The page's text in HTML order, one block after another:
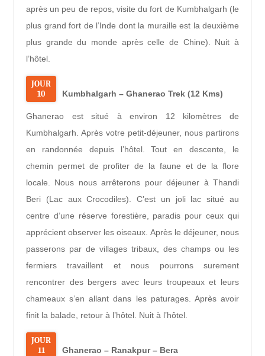
après un peu de repos, visite du fort de Kumbhalgarh (le
plus grand fort de l’Inde dont la muraille est la deuxième
plus grande du monde après celle de Chine). Nuit à
l’hôtel.
JOUR
10
Kumbhalgarh – Ghanerao Trek (12 Kms)
Ghanerao est situé à environ 12 kilomètres de
Kumbhalgarh. Après votre petit-déjeuner, nous partirons
en randonnée depuis l’hôtel. Tout en descente, le
chemin permet de profiter de la faune et de la flore
locale. Nous nous arrêterons pour déjeuner à Thandi
Beri (Lac aux Crocodiles). C’est un joli lac situé au
centre d’une réserve forestière, paradis pour ceux qui
apprécient observer les oiseaux. Après le déjeuner, nous
passerons par de villages tribaux, des champs ou les
fermiers travaillent et nous pourrons surement
rencontrer des bergers avec leurs troupeaux et leurs
chameaux s’en allant dans les paturages. Après avoir
finit la balade, retour à l’hôtel. Nuit à l’hôtel.
JOUR
11
Ghanerao – Ranakpur – Bera